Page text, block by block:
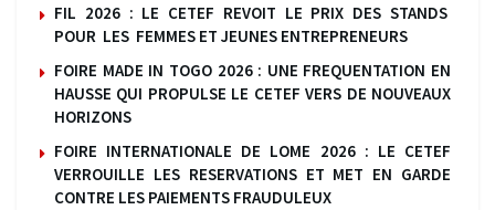
FIL 2026 : LE CETEF REVOIT LE PRIX DES STANDS
POUR LES FEMMES ET JEUNES ENTREPRENEURS
FOIRE MADE IN TOGO 2026 : UNE FREQUENTATION EN
HAUSSE QUI PROPULSE LE CETEF VERS DE NOUVEAUX
HORIZONS
FOIRE INTERNATIONALE DE LOME 2026 : LE CETEF
VERROUILLE LES RESERVATIONS ET MET EN GARDE
CONTRE LES PAIEMENTS FRAUDULEUX